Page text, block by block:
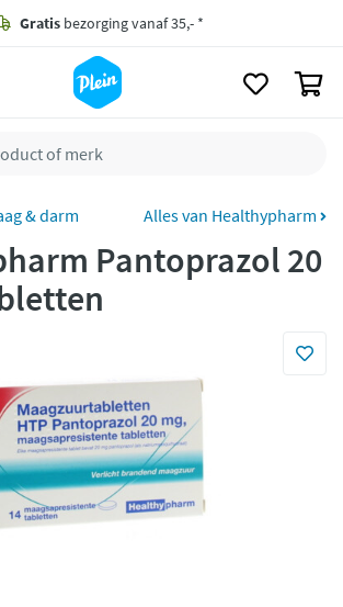
Gratis bezorging vanaf 35,- *
besteld,
retourneren
CO2 neutraal bezorgd
Betaal met Klarna
& darm Alles van Healthypharm
Pantoprazol 20